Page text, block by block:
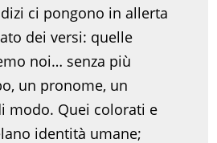
ci pongono in allerta
dei versi: quelle
noi… senza più
un pronome, un
modo. Quei colorati e
identità umane;